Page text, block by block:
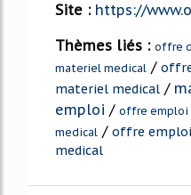
Site : https://
Thèmes liés : offre
materiel medical /
materiel medical /
emploi / offre emploi
medical / offre
medical